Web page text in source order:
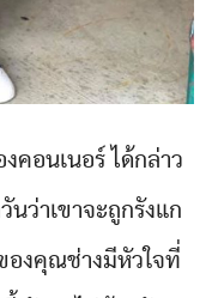
คอนเนอร์ ได้กล่าว
ว่าเขาจะถูกรังแก
องคุณช่างมีหัวใจที่